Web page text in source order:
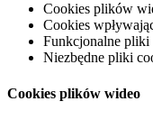
Cookies plików
Cookies
Funkcjonalne pliki
Niezbędne pliki
Cookies plików wideo